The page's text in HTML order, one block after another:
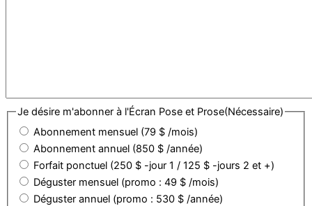
Je désire m'abonner à l'Écran Pose et Prose(Nécessaire)
Abonnement mensuel (79 $ /mois)
Abonnement annuel (850 $ /année)
Forfait ponctuel (250 $ -jour 1 / 125 $ -jours 2 et +)
Déguster mensuel (promo : 49 $ /mois)
Déguster annuel (promo : 530 $ /année)